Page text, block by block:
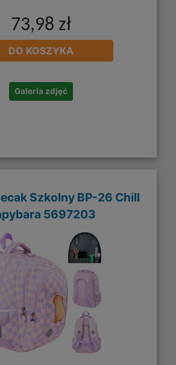
73,98 zł
DO KOSZYKA
Galeria zdjęć
Szkolny BP-26 Chill
5697203